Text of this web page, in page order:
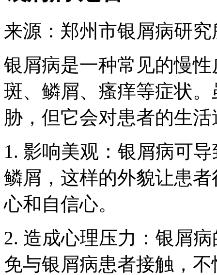
来源：郑州市银屑病研
银屑病是一种常见的慢
斑、鳞屑、瘙痒等症状
胁，但它会对患者的生
1. 影响美观：银屑病可
鳞屑，这样的外貌让患
心和自信心。
2. 造成心理压力：银屑
免与银屑病患者接触，